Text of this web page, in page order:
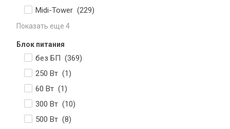
Midi-Tower (229)
Показать еще 4
Блок питания
без БП (369)
250 Вт (1)
60 Вт (1)
300 Вт (10)
500 Вт (8)